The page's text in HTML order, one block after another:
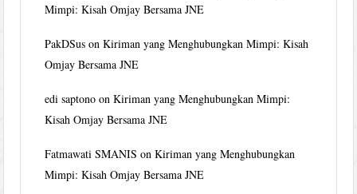
Mimpi: Kisah Omjay Bersama JNE
PakDSus onKiriman yang Menghubungkan Mimpi: Kisah
Omjay Bersama JNE
edi saptono onKiriman yang Menghubungkan Mimpi:
Kisah Omjay Bersama JNE
Fatmawati SMANIS onKiriman yang Menghubungkan
Mimpi: Kisah Omjay Bersama JNE